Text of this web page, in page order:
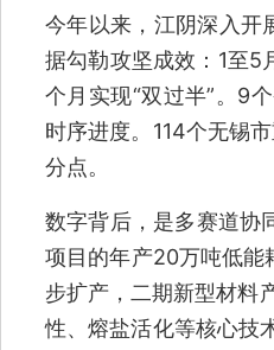
今年以来，江阴深入开
据勾勒攻坚成效：1至5
个月实现“双过半”。9
时序进度。114个无锡
分点。
数字背后，是多赛道协
项目的年产20万吨低能
步扩产，二期新型材料
性、熔盐活化等核心技